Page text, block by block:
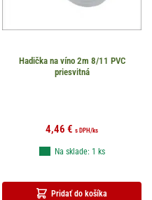
Hadička na víno 2m 8/11 PVC
priesvitná
4,46 € s DPH /ks
Pridať do košíka
Na sklade: 1 ks